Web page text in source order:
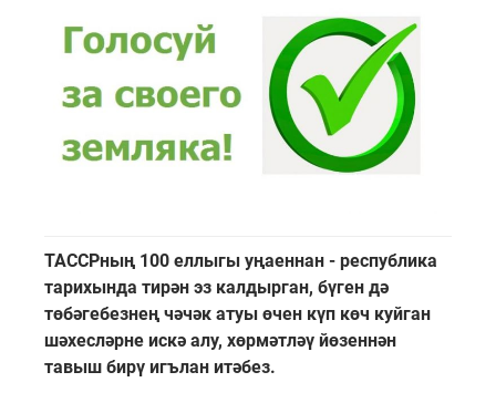
ТАССРның 100 еллыгы уңаеннан - республика
тарихында тирән эз калдырган, бүген дә
төбәгебезнең чәчәк атуы өчен күп көч куйган
шәхесләрне искә алу, хөрмәтләү йөзеннән
тавыш бирү игълан итәбез.